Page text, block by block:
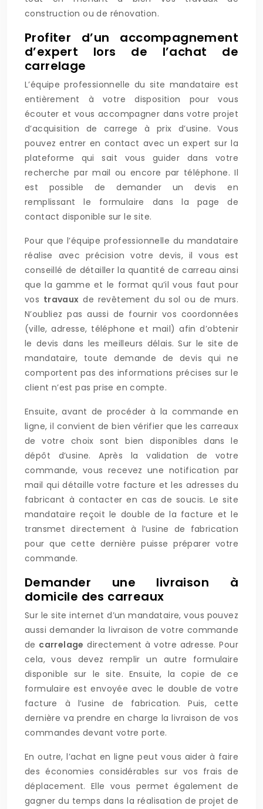
construction ou de rénovation.
Profiter d’un accompagnement
d’expert lors de l’achat de
carrelage
L’équipe professionnelle du site mandataire est
entièrement à votre disposition pour vous
écouter et vous accompagner dans votre projet
d’acquisition de carrege à prix d’usine. Vous
pouvez entrer en contact avec un expert sur la
plateforme qui sait vous guider dans votre
recherche par mail ou encore par téléphone. Il
est possible de demander un devis en
remplissant le formulaire dans la page de
contact disponible sur le site.
Pour que l’équipe professionnelle du mandataire
réalise avec précision votre devis, il vous est
conseillé de détailler la quantité de carreau ainsi
que la gamme et le format qu’il vous faut pour
vos travaux de revêtement du sol ou de murs.
N’oubliez pas aussi de fournir vos coordonnées
(ville, adresse, téléphone et mail) afin d’obtenir
le devis dans les meilleurs délais. Sur le site de
mandataire, toute demande de devis qui ne
comportent pas des informations précises sur le
client n’est pas prise en compte.
Ensuite, avant de procéder à la commande en
ligne, il convient de bien vérifier que les carreaux
de votre choix sont bien disponibles dans le
dépôt d’usine. Après la validation de votre
commande, vous recevez une notification par
mail qui détaille votre facture et les adresses du
fabricant à contacter en cas de soucis. Le site
mandataire reçoit le double de la facture et le
transmet directement à l’usine de fabrication
pour que cette dernière puisse préparer votre
commande.
Demander une livraison à
domicile des carreaux
Sur le site internet d’un mandataire, vous pouvez
aussi demander la livraison de votre commande
de carrelage directement à votre adresse. Pour
cela, vous devez remplir un autre formulaire
disponible sur le site. Ensuite, la copie de ce
formulaire est envoyée avec le double de votre
facture à l’usine de fabrication. Puis, cette
dernière va prendre en charge la livraison de vos
commandes devant votre porte.
En outre, l’achat en ligne peut vous aider à faire
des économies considérables sur vos frais de
déplacement. Elle vous permet également de
gagner du temps dans la réalisation de projet de